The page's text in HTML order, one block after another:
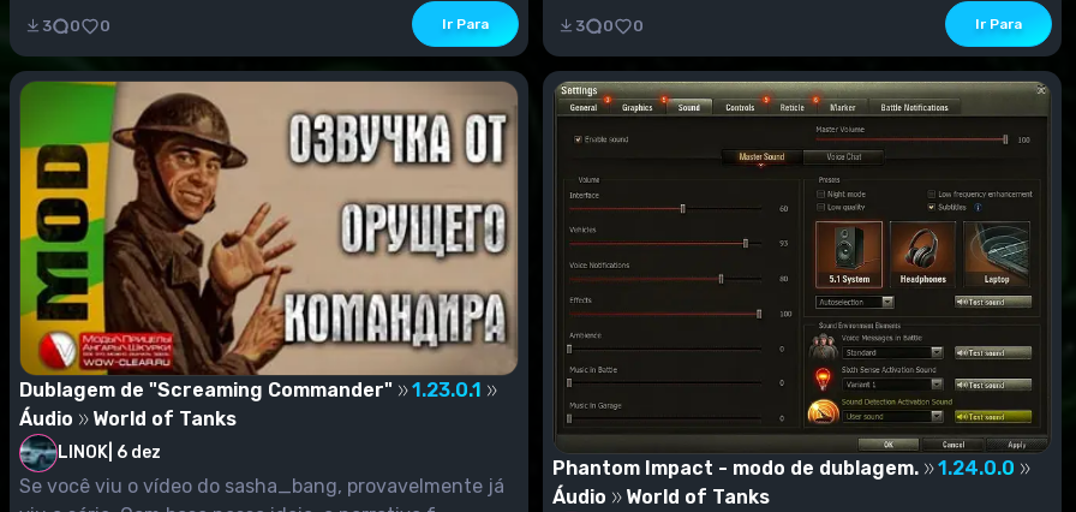
3 0 0 Ir Para 3 0 0 Ir Para
Dublagem de "Screaming Commander"
1.23.0.1
Áudio
World of Tanks
LINOK 6 dez
Se você viu o vídeo do sasha_bang, provavelmente já
Phantom Impact - modo de dublagem.
1.24.0.0
Áudio
World of Tanks